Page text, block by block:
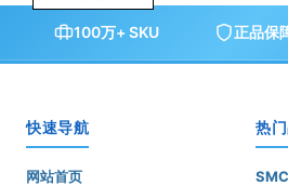
100万+ SKU 正品保
快速导航
网站首页
热